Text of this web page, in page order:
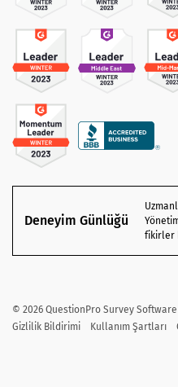
Deneyim Günlüğü
fikirler
© 2026 QuestionPro Survey Software
Gizlilik Bildirimi
Kullanım Şartları